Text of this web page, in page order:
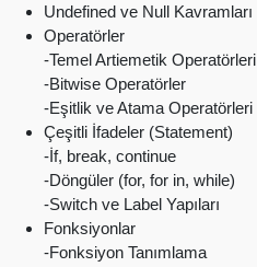
Undefined ve Null Kavramları
Operatörler
-Temel Artiemetik Operatörleri
-Bitwise Operatörler
-Eşitlik ve Atama Operatörleri
Çeşitli İfadeler (Statement)
-İf, break, continue
-Döngüler (for, for in, while)
-Switch ve Label Yapıları
Fonksiyonlar
-Fonksiyon Tanımlama